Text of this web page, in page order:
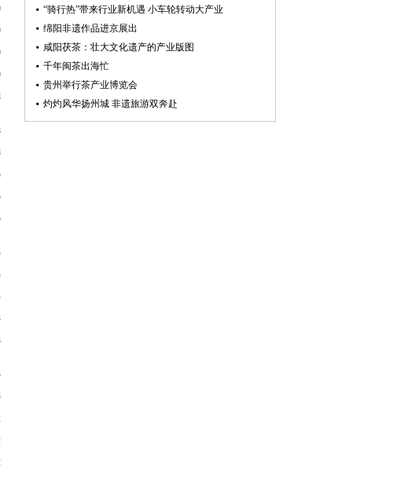
“骑行热”带来行业新机遇 小车轮转动大产业
绵阳非遗作品进京展出
咸阳茯茶：壮大文化遗产的产业版图
千年闽茶出海忙
贵州举行茶产业博览会
灼灼风华扬州城 非遗旅游双奔赴